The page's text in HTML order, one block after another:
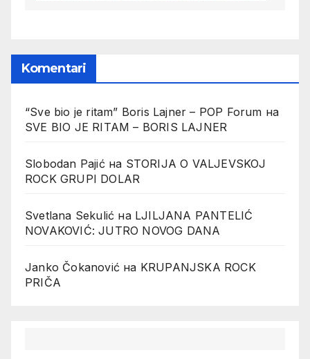
Komentari
“Sve bio je ritam” Boris Lajner – POP Forum на
SVE BIO JE RITAM – BORIS LAJNER
Slobodan Pajićна STORIJA O VALJEVSKOJ
ROCK GRUPI DOLAR
Svetlana Sekulić на LJILJANA PANTELIĆ
NOVAKOVIĆ: JUTRO NOVOG DANA
Janko Čokanović на KRUPANJSKA ROCK
PRIČA